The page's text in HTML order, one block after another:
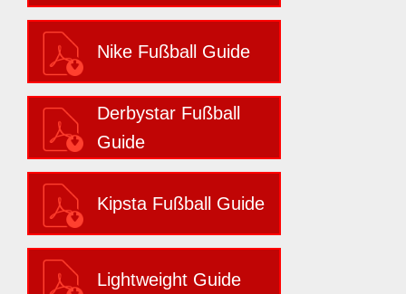
Nike Fußball Guide
Derbystar Fußball
Guide
Kipsta Fußball Guide
Lightweight Guide